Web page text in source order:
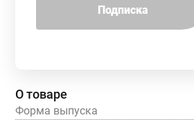
Подписка
О товаре
Форма выпуска